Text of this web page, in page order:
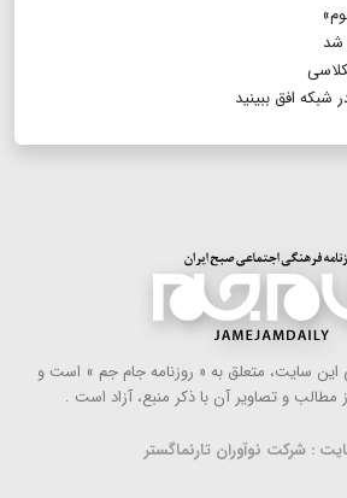
شد
شبکه افق ببینید
سایت، متعلق به « روزنامه جام جم » است و
مطالب و تصاویر آن با ذكر منبع، آزاد است .
: شرکت نوآوران تارنماگستر